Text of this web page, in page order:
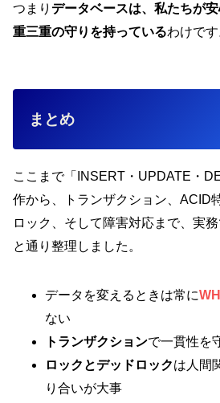
つまり データベースは、私たちが
重三重の守りを持っているわけです
まとめ
ここまで「INSERT・UPDATE・
作から、トランザクション、ACID
ロック、そして障害対応まで、実
と通り整理しました。
データを変えるときは常に
ない
トランザクションで一貫性を
ロックとデッドロックは人間
り合いが大事